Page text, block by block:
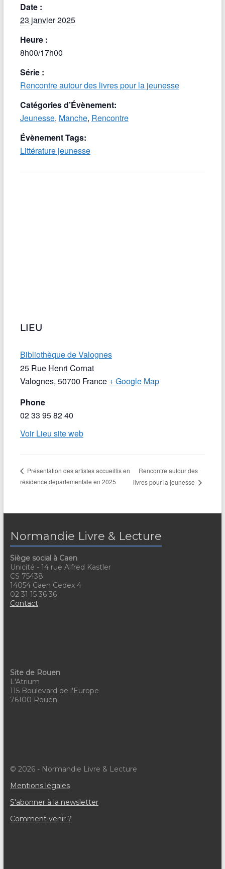
Date :
23 janvier 2025
Heure :
8h00/17h00
Série :
Rencontre autour des livres pour la jeunesse
Catégories d’Évènement:
Jeunesse, Manche, Rencontre
Évènement Tags:
Littérature jeunesse
LIEU
Bibliothèque de Valognes
25 Rue Henri Cornat
Valognes, 50700 France + Google Map
Phone
02 33 95 82 40
Voir Lieu site web
Présentation des artistes accueillis en
résidence départementale en 2025
Rencontre autour des
livres pour la jeunesse
Normandie Livre & Lecture
Siège social à Caen
Unicité - 14 rue Alfred Kastler
CS 75438
14054 Caen Cedex 4
02 31 15 36 36
Contact
Site de Rouen
L'Atrium
115 Boulevard de l'Europe
76100 Rouen
© 2026 - Normandie Livre & Lecture
Mentions légales
S'abonner à la newsletter
Comment venir ?